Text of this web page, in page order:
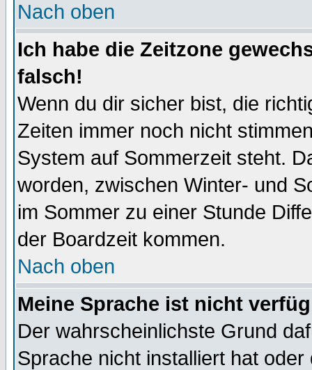
Nach oben
Ich habe die Zeitzone
falsch!
Wenn du dir sicher bist, die
Zeiten immer noch nicht
System auf Sommerzeit steht.
worden, zwischen Winter- und
im Sommer zu einer Stunde
der Boardzeit kommen.
Nach oben
Meine Sprache ist nicht
Der wahrscheinlichste Grund
Sprache nicht installiert hat